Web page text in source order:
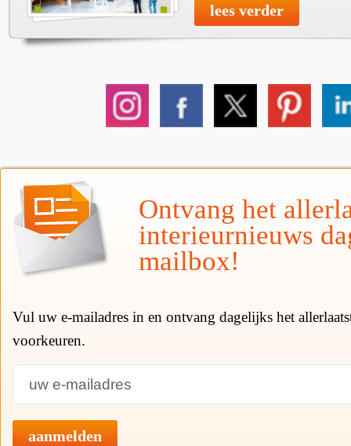
lees verder
Ontvang het
interieurnieuws
mailbox!
Vul uw e-mailadres in en ontvang dagelijks het
voorkeuren.
aanmelden